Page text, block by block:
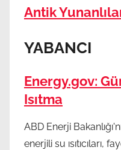
Antik
YABANCI
Energy.gov:
Isıtma
ABD Enerji
enerjili su ısıtıcıları,